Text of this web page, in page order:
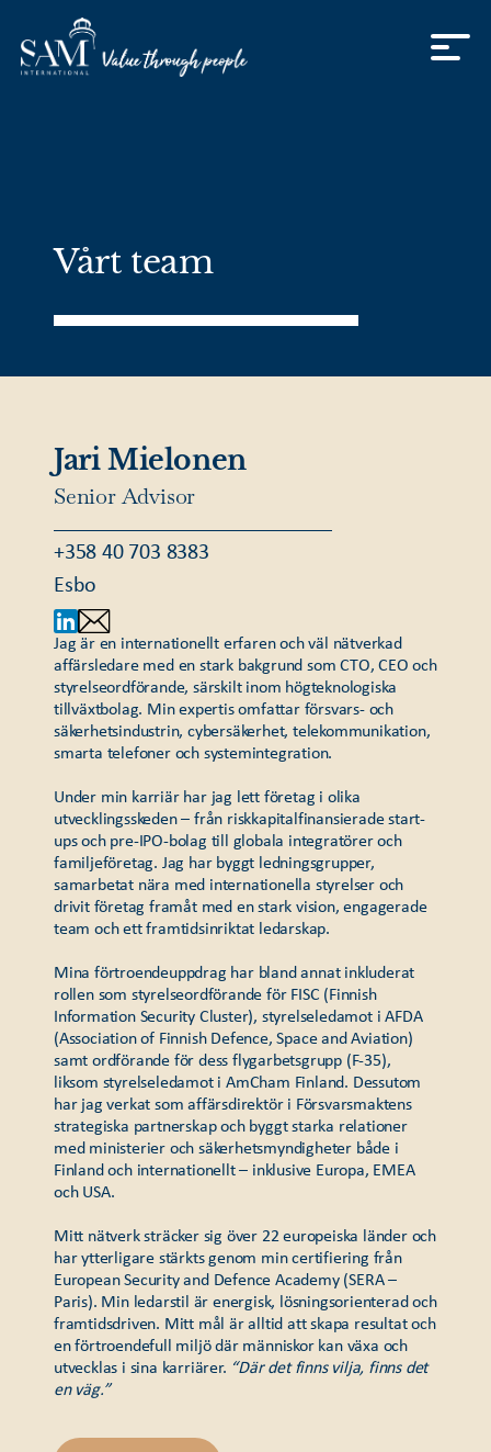
Vårt team
Jari Mielonen
Senior Advisor
+358 40 703 8383
Esbo
Jag är en internationellt erfaren och väl nätverkad
affärsledare med en stark bakgrund som CTO, CEO och
styrelseordförande, särskilt inom högteknologiska
tillväxtbolag. Min expertis omfattar försvars- och
säkerhetsindustrin, cybersäkerhet, telekommunikation,
smarta telefoner och systemintegration.
Under min karriär har jag lett företag i olika
utvecklingsskeden – från riskkapitalfinansierade start-
ups och pre-IPO-bolag till globala integratörer och
familjeföretag. Jag har byggt ledningsgrupper,
samarbetat nära med internationella styrelser och
drivit företag framåt med en stark vision, engagerade
team och ett framtidsinriktat ledarskap.
Mina förtroendeuppdrag har bland annat inkluderat
rollen som styrelseordförande för FISC (Finnish
Information Security Cluster), styrelseledamot i AFDA
(Association of Finnish Defence, Space and Aviation)
samt ordförande för dess flygarbetsgrupp (F-35),
liksom styrelseledamot i AmCham Finland. Dessutom
har jag verkat som affärsdirektör i Försvarsmaktens
strategiska partnerskap och byggt starka relationer
med ministerier och säkerhetsmyndigheter både i
Finland och internationellt – inklusive Europa, EMEA
och USA.
Mitt nätverk sträcker sig över 22 europeiska länder och
har ytterligare stärkts genom min certifiering från
European Security and Defence Academy (SERA –
Paris). Min ledarstil är energisk, lösningsorienterad och
framtidsdriven. Mitt mål är alltid att skapa resultat och
en förtroendefull miljö där människor kan växa och
utvecklas i sina karriärer. “Där det finns vilja, finns det
en väg.”